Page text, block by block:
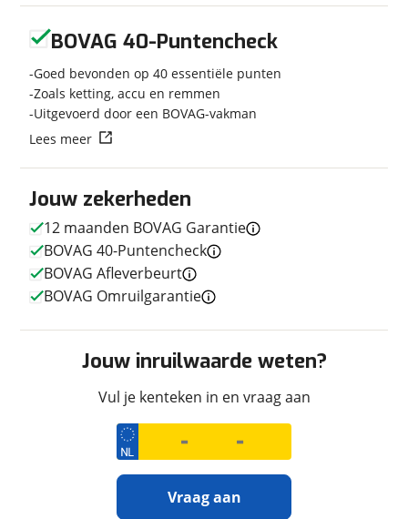
Leeftijd
27 jaar en 2 maanden
Categorie
Overig
Soort voertuig
Motor
Nieuw of occasion
Occasion
Techniek
Transmissie
Handgeschakeld
Aantal versnellingen
6
Motorinhoud
Aantal cilinders
3
Vermogen
98pk (72kW)
Massa ledig voertuig 220 kg
Jouw zekerheden
12 maanden BOVAG Garantie
BOVAG 40-Puntencheck
BOVAG Afleverbeurt
BOVAG Omruilgarantie
Jouw inruilwaarde weten?
Vul je kenteken in en vraag aan
Vraag aan
BOVAG 40-Puntencheck
Goed bevonden op 40 essentiële punten
Zoals ketting, accu en remmen
Uitgevoerd door een BOVAG-vakman
Lees meer